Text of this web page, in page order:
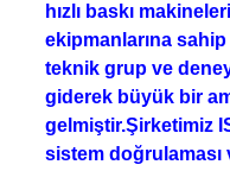
hızlı baskı
ekipmanlarına
teknik grup ve
giderek büyük bir
gelmiştir.Şirketimiz
sistem doğrulaması